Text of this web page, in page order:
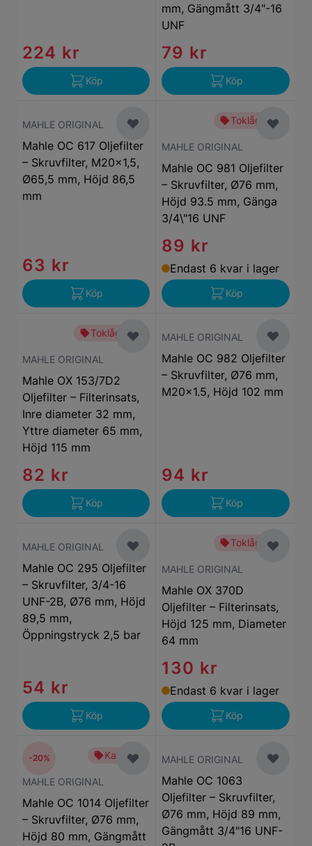
224 kr
Köp
mm, Gängmått 3/4"-16
UNF
79 kr
Köp
MAHLE ORIGINAL
Mahle OC 617 Oljefilter
– Skruvfilter, M20x1,5,
Ø65,5 mm, Höjd 86,5
mm
63 kr
Köp
Toklågt pris
MAHLE ORIGINAL
Mahle OC 981 Oljefilter
– Skruvfilter, Ø76 mm,
Höjd 93.5 mm, Gänga
3/4\"16 UNF
89 kr
Endast 6 kvar i lager
Köp
Toklågt pris
MAHLE ORIGINAL
Mahle OX 153/7D2
Oljefilter – Filterinsats,
Inre diameter 32 mm,
Yttre diameter 65 mm,
Höjd 115 mm
82 kr
Köp
MAHLE ORIGINAL
Mahle OC 982 Oljefilter
– Skruvfilter, Ø76 mm,
M20x1.5, Höjd 102 mm
94 kr
Köp
MAHLE ORIGINAL
Mahle OC 295 Oljefilter
– Skruvfilter, 3/4-16
UNF-2B, Ø76 mm, Höjd
89,5 mm,
Öppningstryck 2,5 bar
54 kr
Köp
Toklågt pris
MAHLE ORIGINAL
Mahle OX 370D
Oljefilter – Filterinsats,
Höjd 125 mm, Diameter
64 mm
130 kr
Endast 6 kvar i lager
Köp
Kampanj
MAHLE ORIGINAL
Mahle OC 1014 Oljefilter
– Skruvfilter, Ø76 mm,
Höjd 80 mm, Gängmått
-20% MAHLE ORIGINAL
Mahle OC 1063
Oljefilter – Skruvfilter,
Ø76 mm, Höjd 89 mm,
Gängmått 3/4"16 UNF-